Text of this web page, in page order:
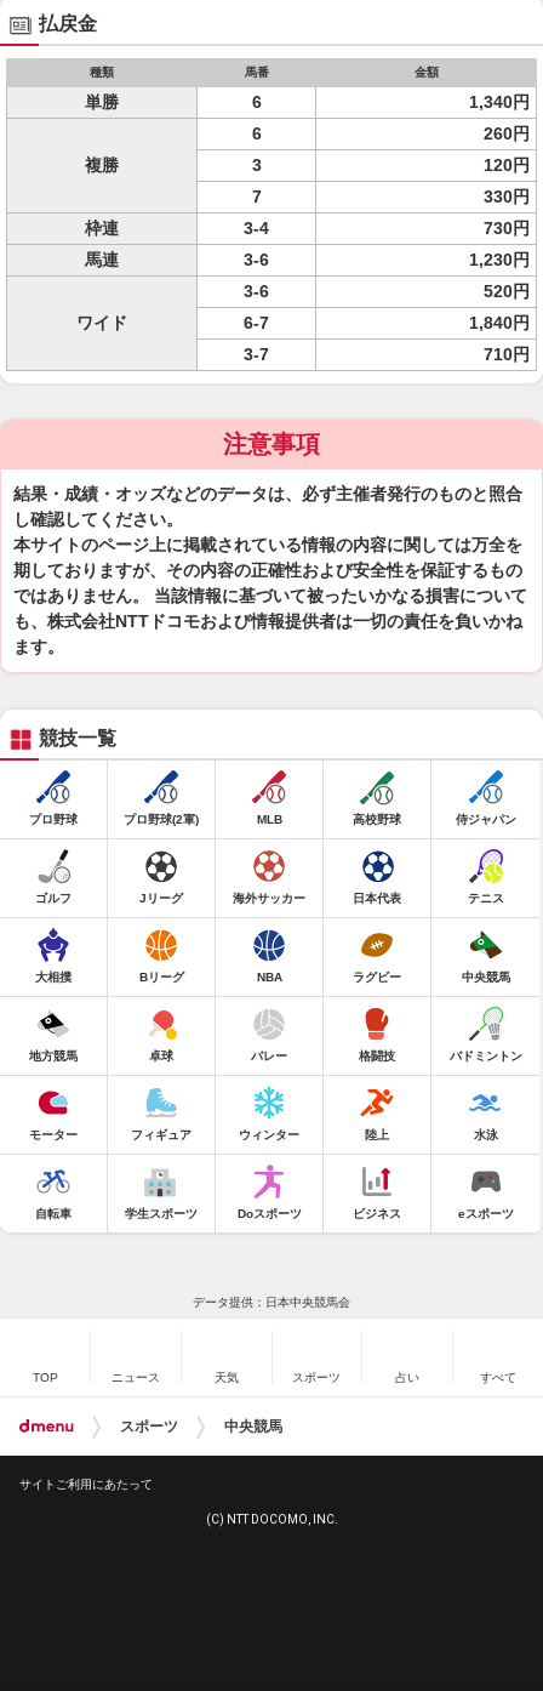
払戻金
種類 馬番 金額
単勝 6 1,340円
複勝
6
260円
3
120円
7
330円
枠連
3-4
730円
馬連
3-6 1,230円
ワイド
3-6
520円
6-7
1,840円
3-7
710円
注意事項
結果・成績・オッズなどのデータは、必ず主催者発行のものと照合
し確認してください。
本サイトのページ上に掲載されている情報の内容に関しては万全を
期しておりますが、その内容の正確性および安全性を保証するもの
ではありません。 当該情報に基づいて被ったいかなる損害について
も、株式会社NTTドコモおよび情報提供者は一切の責任を負いかね
ます。
競技一覧
プロ野球 プロ野球(2軍) MLB 高校野球 侍ジャパン
ゴルフ Jリーグ 海外サッカー 日本代表 テニス
大相撲 Bリーグ NBA ラグビー 中央競馬
地方競馬 卓球 バレー 格闘技 バドミントン
モーター フィギュア ウィンター 陸上 水泳
自転車 学生スポーツ Doスポーツ ビジネス eスポーツ
データ提供：日本中央競馬会
TOP ニュース 天気 スポーツ 占い すべて
スポーツ 中央競馬
サイトご利用にあたって
(C) NTT DOCOMO, INC.